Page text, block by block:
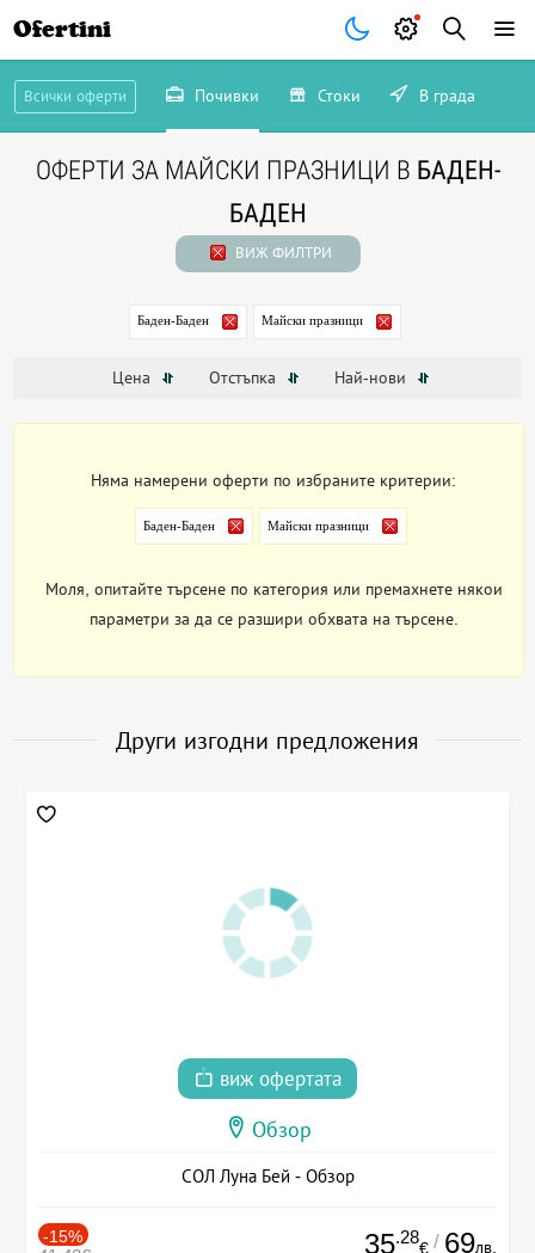
Ofertini
Всички оферти Почивки Стоки В града
ОФЕРТИ ЗА МАЙСКИ ПРАЗНИЦИ В БАДЕН-
БАДЕН
ВИЖ ФИЛТРИ
Баден-Баден Майски празници
Цена Отстъпка Най-нови
Няма намерени оферти по избраните критерии:
Баден-Баден Майски празници
Моля, опитайте търсене по категория или премахнете някои
параметри за да се разшири обхвата на търсене.
Други изгодни предложения
виж офертата
Обзор
СОЛ Луна Бей - Обзор
-15% 35.28
€ / 69лв.